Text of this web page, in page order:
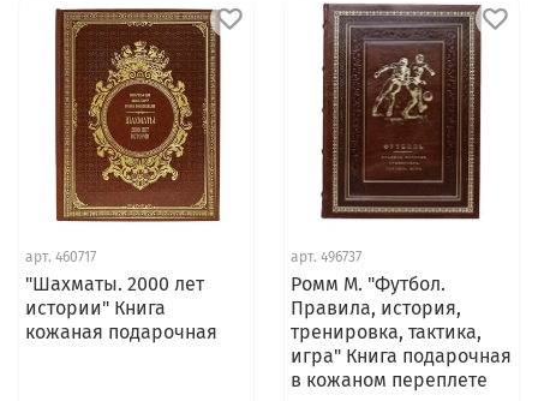
арт. 460717
"Шахматы. 2000 лет
истории" Книга
кожаная подарочная
арт. 496737
Ромм М. "Футбол.
Правила, история,
тренировка, тактика,
игра" Книга подарочная
в кожаном переплете